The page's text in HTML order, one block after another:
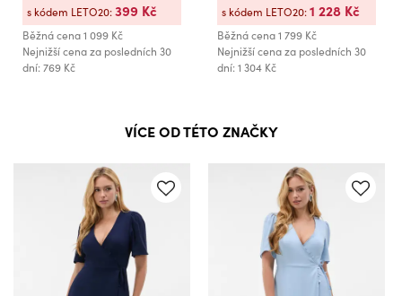
Běžná cena1 099 Kč
Nejnižší cena za posledních 30
dní: 769 Kč
s kódem LETO20:399 Kč
Běžná cena1 799 Kč
Nejnižší cena za posledních 30
dní: 1 304 Kč
s kódem LETO20:1 228 Kč
VÍCE OD TÉTO ZNAČKY